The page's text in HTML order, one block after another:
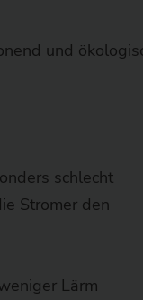
und
schlecht
Stromer den
Lärm